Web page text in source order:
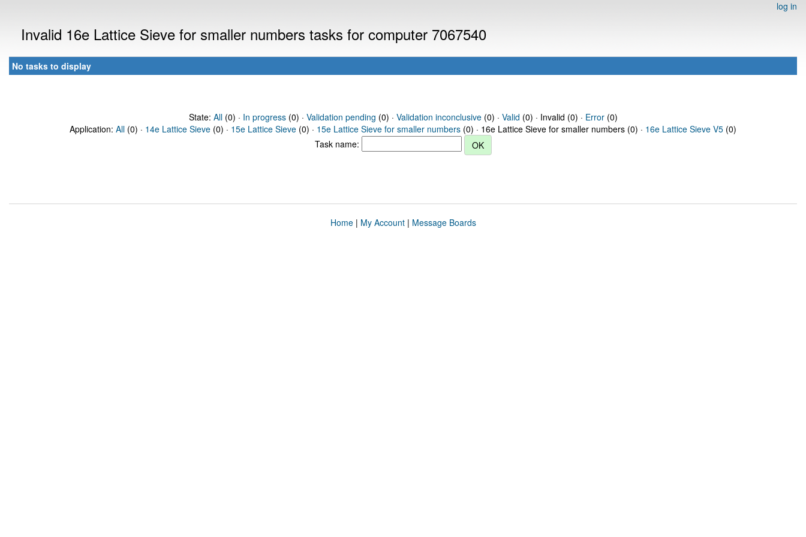
log in
Invalid 16e Lattice Sieve for smaller numbers tasks for computer 7067540
No tasks to display
State: All(0) · In progress(0) · Validation pending (0) · Validation inconclusive(0) · Valid (0) · Invalid (0) · Error(0)
Application: All (0) · 14e Lattice Sieve (0) · 15e Lattice Sieve (0) · 15e Lattice Sieve for smaller numbers (0) · 16e Lattice Sieve for smaller numbers (0) · 16e Lattice Sieve V5 (0)
Task name:
Home| My Account| Message Boards